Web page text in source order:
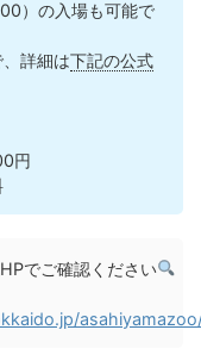
）の入場も可能で
詳細は下記の公式
円
でご確認ください